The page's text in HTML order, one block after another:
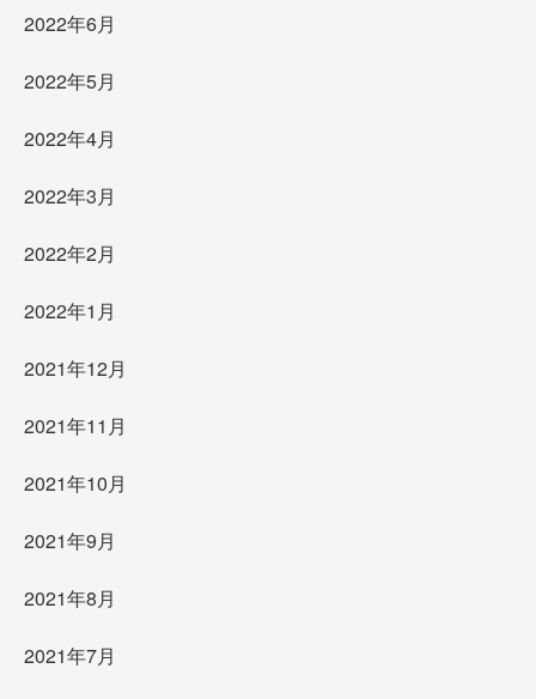
2022年6月
2022年5月
2022年4月
2022年3月
2022年2月
2022年1月
2021年12月
2021年11月
2021年10月
2021年9月
2021年8月
2021年7月